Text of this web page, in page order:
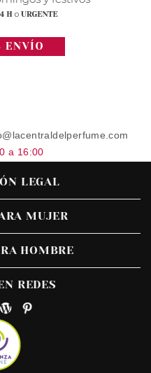
a 16:00
LEGAL
MUJER
HOMBRE
REDES